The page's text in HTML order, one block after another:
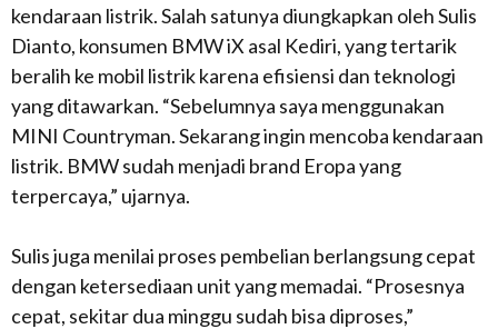
kendaraan listrik. Salah satunya diungkapkan oleh Sulis
Dianto, konsumen BMW iX asal Kediri, yang tertarik
beralih ke mobil listrik karena efisiensi dan teknologi
yang ditawarkan. “Sebelumnya saya menggunakan
MINI Countryman. Sekarang ingin mencoba kendaraan
listrik. BMW sudah menjadi brand Eropa yang
terpercaya,” ujarnya.
Sulis juga menilai proses pembelian berlangsung cepat
dengan ketersediaan unit yang memadai. “Prosesnya
cepat, sekitar dua minggu sudah bisa diproses,”